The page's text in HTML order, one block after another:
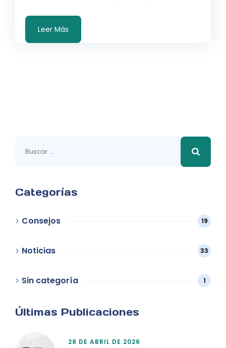
Leer Más
Categorías
Consejos 19
Noticias 33
Sin categoría 1
Últimas Publicaciones
28 DE ABRIL DE 2026